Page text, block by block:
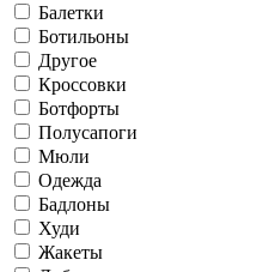
Балетки
Ботильоны
Другое
Кроссовки
Ботфорты
Полусапоги
Мюли
Одежда
Бадлоны
Худи
Жакеты